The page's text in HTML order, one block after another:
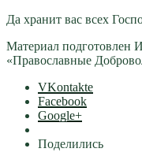
Да хранит вас всех
Материал подготовлен
«Православные
VKontakte
Facebook
Google+
Поделились